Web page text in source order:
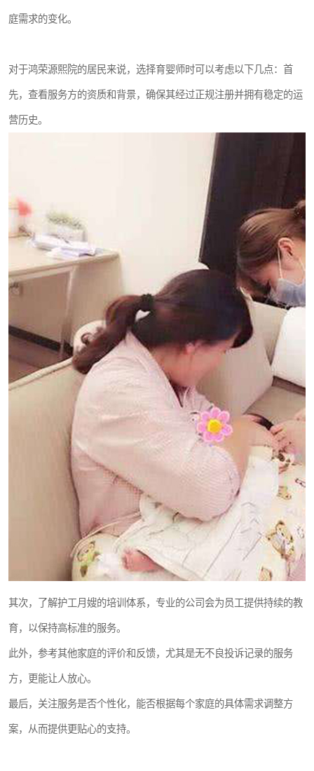
庭需求的变化。
对于鸿荣源熙院的居民来说，选择育婴师时可以考虑以下几点：首
先，查看服务方的资质和背景，确保其经过正规注册并拥有稳定的运
营历史。
其次，了解护工月嫂的培训体系，专业的公司会为员工提供持续的教
育，以保持高标准的服务。
此外，参考其他家庭的评价和反馈，尤其是无不良投诉记录的服务
方，更能让人放心。
最后，关注服务是否个性化，能否根据每个家庭的具体需求调整方
案，从而提供更贴心的支持。